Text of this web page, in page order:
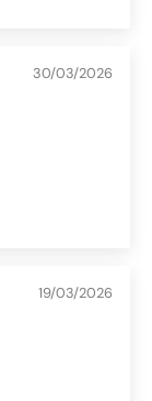
30/03/2026
19/03/2026